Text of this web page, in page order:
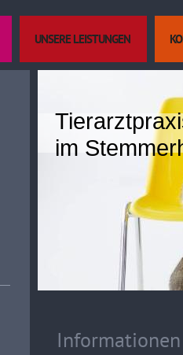
UNSERE LEISTUNGEN
im